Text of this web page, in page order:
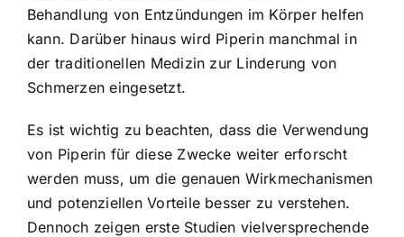
Behandlung von Entzündungen im Körper helfen
kann. Darüber hinaus wird Piperin manchmal in
der traditionellen Medizin zur Linderung von
Schmerzen eingesetzt.
Es ist wichtig zu beachten, dass die Verwendung
von Piperin für diese Zwecke weiter erforscht
werden muss, um die genauen Wirkmechanismen
und potenziellen Vorteile besser zu verstehen.
Dennoch zeigen erste Studien vielversprechende